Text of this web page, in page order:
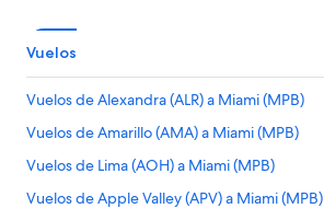
Vuelos
Vuelos de Alexandra (ALR) a Miami (MPB)
Vuelos de Amarillo (AMA) a Miami (MPB)
Vuelos de Lima (AOH) a Miami (MPB)
Vuelos de Apple Valley (APV) a Miami (MPB)